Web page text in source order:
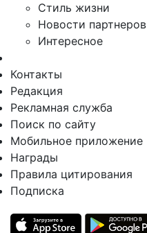
Стиль жизни
Новости партнеров
Интересное
Контакты
Редакция
Рекламная служба
Поиск по сайту
Мобильное приложение
Награды
Правила цитирования
Подписка